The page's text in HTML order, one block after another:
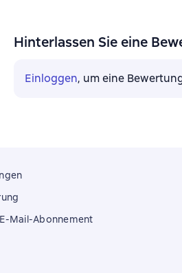
Hinterlassen Sie eine
Einloggen, um eine
Mail-Abonnement